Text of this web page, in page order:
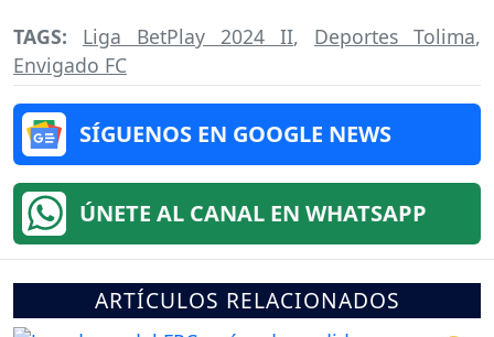
TAGS: Liga BetPlay 2024 II, Deportes Tolima,
Envigado FC
SÍGUENOS EN GOOGLE NEWS
ÚNETE AL CANAL EN WHATSAPP
ARTÍCULOS RELACIONADOS